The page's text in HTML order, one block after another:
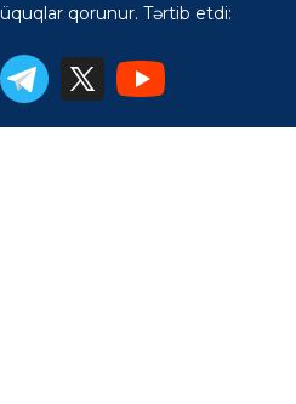
qorunur. Tərtib etdi: